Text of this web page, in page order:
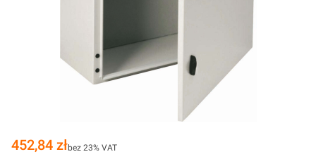
Cena
452,84 złbez 23% VAT